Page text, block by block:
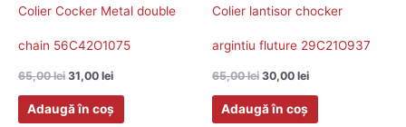
Colier Cocker Metal double
chain 56C42O1075
65,00lei 31,00 lei
Adaugă în coș
Colier lantisor chocker
argintiu fluture 29C21O937
65,00lei 30,00 lei
Adaugă în coș